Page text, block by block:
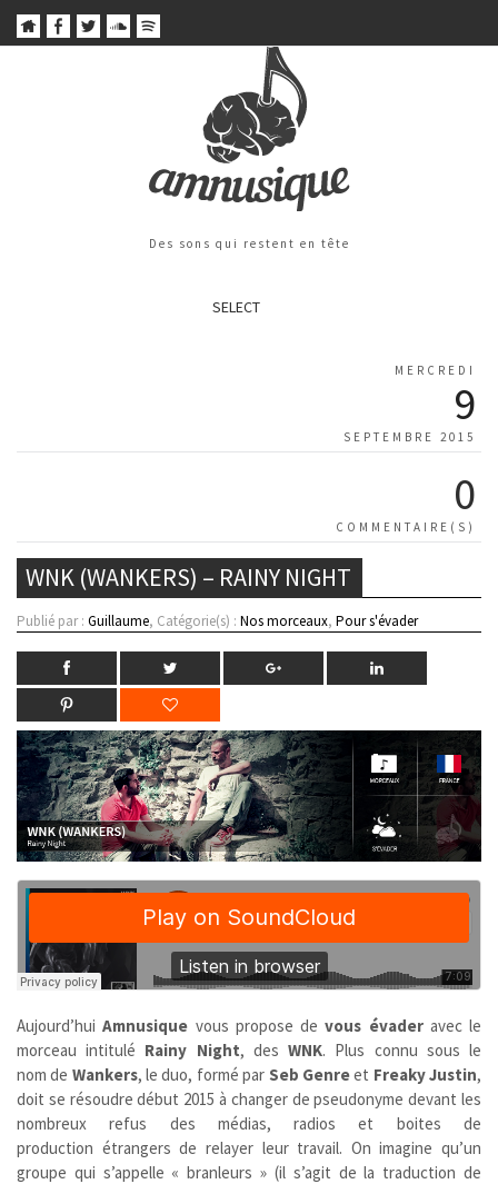
Des sons qui restent en tête
SELECT
MERCREDI
9
SEPTEMBRE 2015
0
COMMENTAIRE(S)
WNK (WANKERS) – RAINY NIGHT
Publié par : Guillaume, Catégorie(s) : Nos morceaux, Pour s'évader
Aujourd’huiAmnusique vous propose devous évaderavec le
morceau intitulé Rainy Night, desWNK. Plus connu sous le
nom de Wankers, le duo, formé par Seb Genreet Freaky Justin,
doit se résoudre début 2015 à changer de pseudonyme devant les
nombreux refus des médias, radios et boites de
production étrangers de relayer leur travail. On imagine qu’un
groupe qui s’appelle « branleurs » (il s’agit de la traduction de